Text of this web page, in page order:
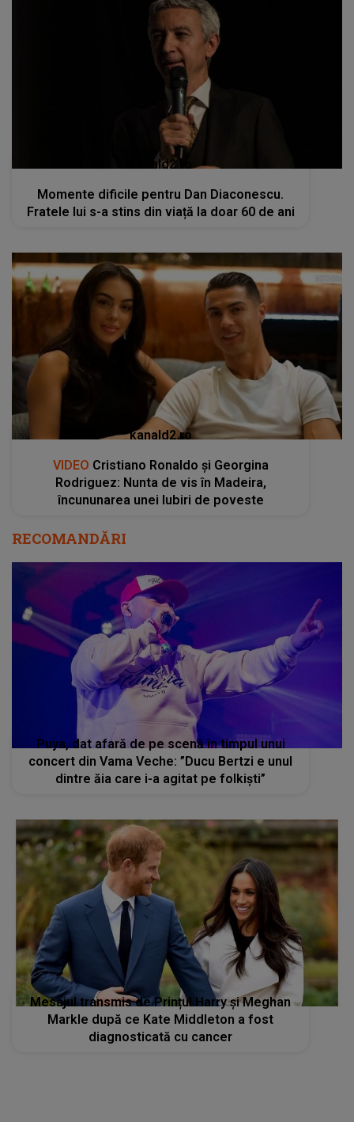
kanald2.ro
Momente dificile pentru Dan Diaconescu.
Fratele lui s-a stins din viață la doar 60 de ani
kanald2.ro
VIDEO Cristiano Ronaldo și Georgina
Rodriguez: Nunta de vis în Madeira,
încununarea unei Iubiri de poveste
RECOMANDĂRI
Puya, dat afară de pe scenă în timpul unui
concert din Vama Veche: ”Ducu Bertzi e unul
dintre ăia care i-a agitat pe folkiști”
Mesajul transmis de Prințul Harry și Meghan
Markle după ce Kate Middleton a fost
diagnosticată cu cancer